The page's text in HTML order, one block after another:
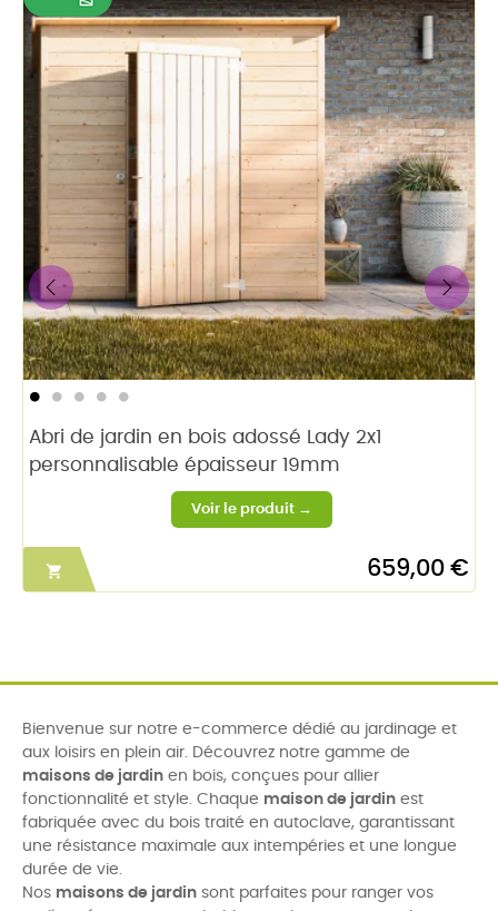
Abri de jardin en bois adossé Lady 2x1
personnalisable épaisseur 19mm
 659,00 €
‹ ›
Bienvenue sur notre e-commerce dédié au jardinage et
aux loisirs en plein air. Découvrez notre gamme de
maisons de jardin en bois, conçues pour allier
fonctionnalité et style. Chaque maison de jardin est
fabriquée avec du bois traité en autoclave, garantissant
une résistance maximale aux intempéries et une longue
durée de vie.
Nos maisons de jardin sont parfaites pour ranger vos